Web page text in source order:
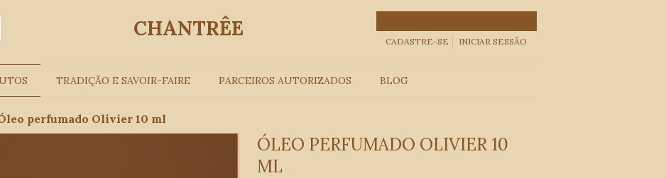
CHANTRÊE
CADASTRE-SE INICIAR SESSÃO
TRADIÇÃO E SAVOIR-FAIRE PARCEIROS AUTORIZADOS BLOG
perfumado Olivier 10 ml
ÓLEO PERFUMADO OLIVIER 10
ML